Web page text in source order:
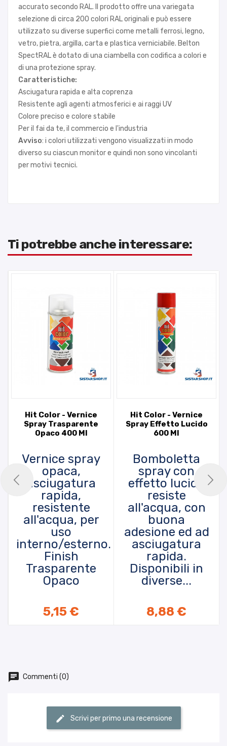
accurato secondo RAL. Il prodotto offre una variegata
selezione di circa 200 colori RAL originali e può essere
utilizzato su diverse superfici come metalli ferrosi, legno,
vetro, pietra, argilla, carta e plastica verniciabile. Belton
SpectRAL è dotato di una ciambella con codifica a colori e
di una protezione spray.
Caratteristiche:
Asciugatura rapida e alta coprenza
Resistente agli agenti atmosferici e ai raggi UV
Colore preciso e colore stabile
Per il fai da te, il commercio e l'industria
Avviso: i colori utilizzati vengono visualizzati in modo
diverso su ciascun monitor e quindi non sono vincolanti
per motivi tecnici.
Ti potrebbe anche interessare:
Hit Color - Vernice
Spray Trasparente
Opaco 400 Ml
Vernice spray
opaca,
asciugatura
rapida,
resistente
all'acqua, per
uso
interno/esterno.
Finish
Trasparente
Opaco
5,15 €
AGGIUNGI AL CARRELLO
Hit Color - Vernice
Spray Effetto Lucido
600 Ml
Bomboletta
spray con
effetto lucido
resiste
all'acqua, con
buona
adesione ed ad
asciugatura
rapida.
Disponibili in
diverse...
8,88 €
Commenti (0)
Scrivi per primo una recensione